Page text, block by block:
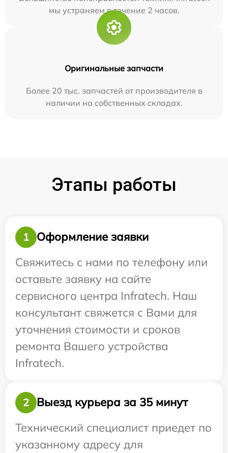
мы устраняем в течение 2 часов.
Оригинальные запчасти
Более 20 тыс. запчастей от производителя в
наличии на собственных складах.
Этапы работы
1
Оформление заявки
Свяжитесь с нами по телефону или
оставьте заявку на сайте
сервисного центра Infratech. Наш
консультант свяжется с Вами для
уточнения стоимости и сроков
ремонта Вашего устройства
Infratech.
2
Выезд курьера за 35 минут
Технический специалист приедет по
указанному адресу для